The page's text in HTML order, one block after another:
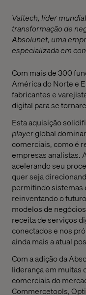
Valtech, líder
transformação de
Absolunet, uma
especializada em
Com mais de 300
América do Norte e
fabricantes e
digital para se
Esta aquisição
playerglobal
comerciais, como é
empresas analistas.
acelerando seu
quer seja
permitindo sistemas
reinventando o
modelos de
receita de serviços
conectados e nos
ainda mais a atual
Com a adição da
liderança em muitas
comerciais do
Commercetools,